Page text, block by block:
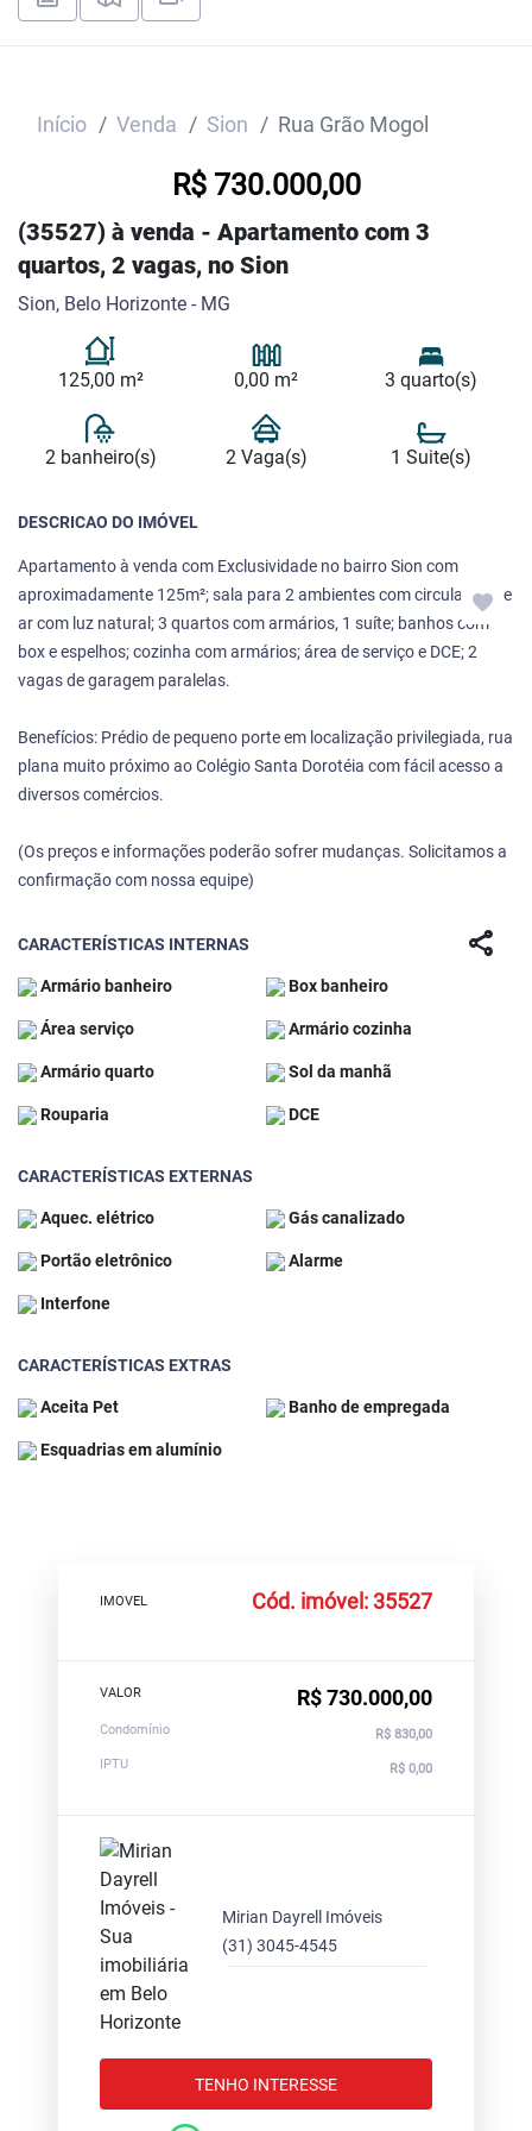
share
Início Venda Sion Rua Grão Mogol
R$ 730.000,00
(35527) à venda - Apartamento com 3
quartos, 2 vagas, no Sion
Sion, Belo Horizonte - MG
125,00 m² 0,00 m² 3 quarto(s)
2 banheiro(s) 2 Vaga(s) 1 Suite(s)
DESCRICAO DO IMÓVEL
Apartamento à venda com Exclusividade no bairro Sion com
aproximadamente 125m²; sala para 2 ambientes com circulação de
ar com luz natural; 3 quartos com armários, 1 suíte; banhos com
box e espelhos; cozinha com armários; área de serviço e DCE; 2
vagas de garagem paralelas.
Benefícios: Prédio de pequeno porte em localização privilegiada, rua
plana muito próximo ao Colégio Santa Dorotéia com fácil acesso a
diversos comércios.
(Os preços e informações poderão sofrer mudanças. Solicitamos a
confirmação com nossa equipe)
CARACTERÍSTICAS INTERNAS
Armário banheiro Box banheiro
Área serviço Armário cozinha
Armário quarto Sol da manhã
Rouparia DCE
CARACTERÍSTICAS EXTERNAS
Aquec. elétrico Gás canalizado
Portão eletrônico Alarme
Interfone
CARACTERÍSTICAS EXTRAS
Aceita Pet Banho de empregada
Esquadrias em alumínio
IMOVEL Cód. imóvel: 35527
VALOR R$ 730.000,00
Condomínio
R$ 830,00
IPTU
R$ 0,00
Mirian Dayrell Imóveis
(31) 3045-4545
TENHO INTERESSE